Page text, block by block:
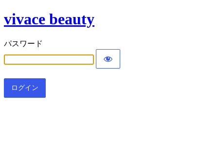
vivace beauty
パスワード